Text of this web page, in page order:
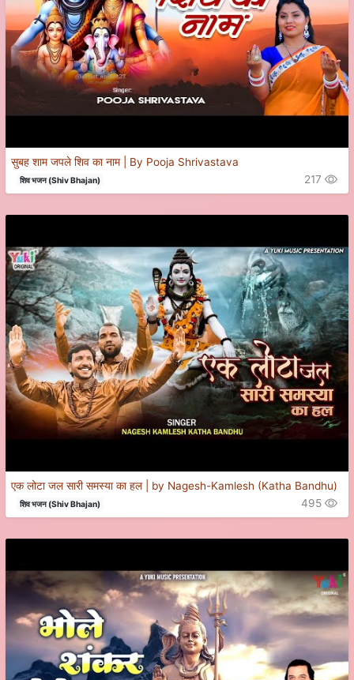
सुबह शाम जपले शिव का नाम | By Pooja Shrivastava
शिव भजन (Shiv Bhajan) 217
एक लोटा जल सारी समस्या का हल | by Nagesh-Kamlesh (Katha Bandhu)
शिव भजन (Shiv Bhajan) 495